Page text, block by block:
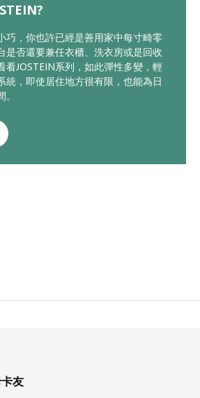
巧，你也許已經是善用家中每寸畸零
是否還要兼任衣櫃、洗衣房或是回收
看JOSTEIN系列，如此彈性多變，輕
統，即使居住地方很有限，也能為日
友